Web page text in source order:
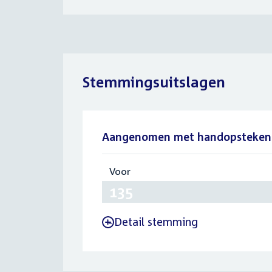
Stemmingsuitslagen
Aangenomen met handopsteken
Voor
135
- Detail stemming